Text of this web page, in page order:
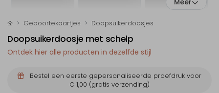
Meer
Geboortekaartjes Doopsuikerdoosjes
Doopsuikerdoosje met schelp
Ontdek hier alle producten in dezelfde stijl
Bestel een eerste gepersonaliseerde proefdruk voor
€ 1,00 (gratis verzending)